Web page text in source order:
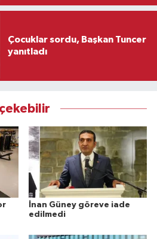
Çocuklar sordu, Başkan Tuncer
yanıtladı
İnan Güney göreve iade
edilmedi